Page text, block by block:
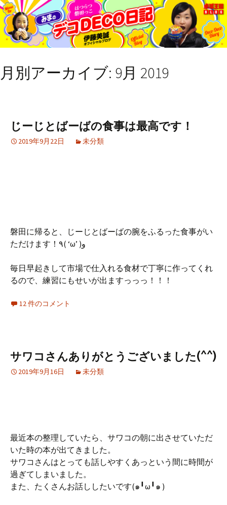
月別アーカイブ: 9月 2019
じーじとばーばの食事は最高です！
2019年9月22日 未分類
磐田に帰ると、じーじとばーばの腕をふるった食事がい
ただけます！٩( ‘ω’ )و
毎日早起きして市場で仕入れる食材で丁寧に作ってくれ
るので、練習にもせいが出ますっっっ！！！
12 件のコメント
サワコさんありがとうございました(^^)
2019年9月16日 未分類
最近本の整理していたら、サワコの朝に出させていただ
いた時の本が出てきました。
サワコさんはとっても話しやすくあっという間に時間が
過ぎてしまいました。
また、たくさんお話ししたいです(๑╹ω╹๑ )